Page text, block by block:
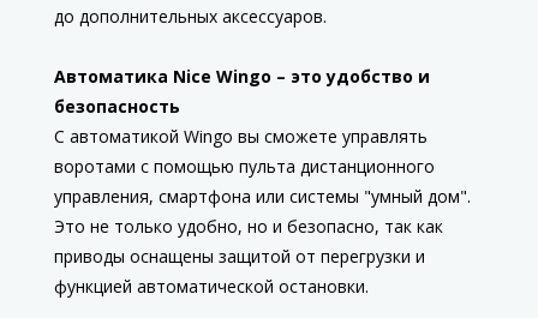
до дополнительных аксессуаров.
Автоматика Nice Wingo – это удобство и
безопасность
С автоматикой Wingo вы сможете управлять
воротами с помощью пульта дистанционного
управления, смартфона или системы "умный дом".
Это не только удобно, но и безопасно, так как
приводы оснащены защитой от перегрузки и
функцией автоматической остановки.